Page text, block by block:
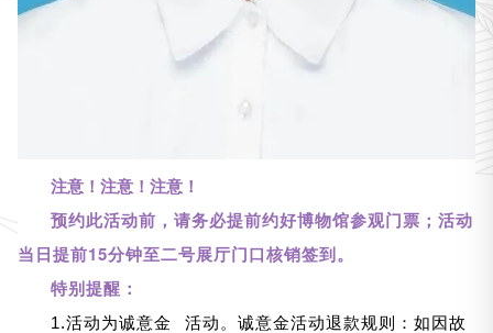
注意！注意！注意！
预约此活动前，请务必提前约好博物馆参观门票 ；活动
当日提前15分钟至二号展厅门口核销签到。
特别提醒：
1.活动为诚意金
活动。诚意金活动退款规则：如因故